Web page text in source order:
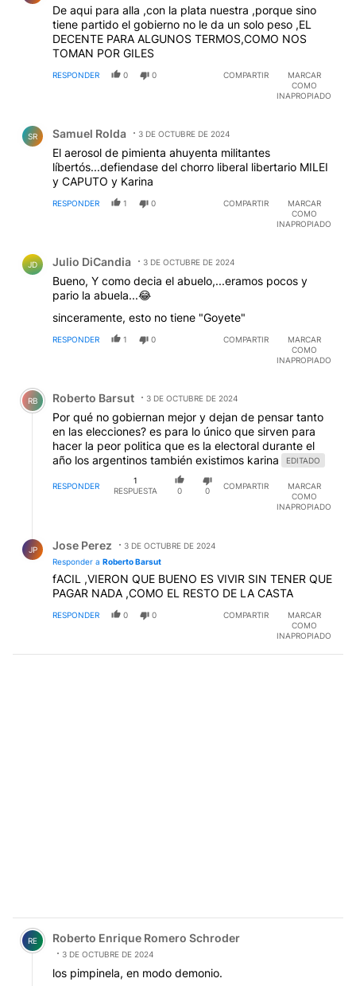
De aqui para alla ,con la plata nuestra ,porque sino
tiene partido el gobierno no le da un solo peso ,EL
DECENTE PARA ALGUNOS TERMOS,COMO NOS
TOMAN POR GILES
RESPONDER 0 0 COMPARTIR
MARCAR
COMO
INAPROPIADO
SR Samuel Rolda 3 DE OCTUBRE DE 2024
El aerosol de pimienta ahuyenta militantes
líbertós...defiendase del chorro liberal libertario MILEI
y CAPUTO y Karina
RESPONDER 1 0 COMPARTIR
MARCAR
COMO
INAPROPIADO
JD Julio DiCandia 3 DE OCTUBRE DE 2024
Bueno, Y como decia el abuelo,...eramos pocos y
pario la abuela...😂
sinceramente, esto no tiene "Goyete"
RESPONDER 1 0 COMPARTIR
MARCAR
COMO
INAPROPIADO
Comentario de Roberto Barsut.
RB Roberto Barsut 3 DE OCTUBRE DE 2024
Por qué no gobiernan mejor y dejan de pensar tanto
en las elecciones? es para lo único que sirven para
hacer la peor politica que es la electoral durante el
año los argentinos también existimos karina
EDITADO
RESPONDER
1
RESPUESTA
0 0
COMPARTIR
MARCAR
COMO
INAPROPIADO
JP Jose Perez
3 DE OCTUBRE DE 2024
Responder a Roberto Barsut
fACIL ,VIERON QUE BUENO ES VIVIR SIN TENER QUE
PAGAR NADA ,COMO EL RESTO DE LA CASTA
RESPONDER 0 0 COMPARTIR
MARCAR
COMO
INAPROPIADO
Comentario de Roberto Enrique Romero Schroder.
RE Roberto Enrique Romero Schroder
3 DE OCTUBRE DE 2024
los pimpinela, en modo demonio.